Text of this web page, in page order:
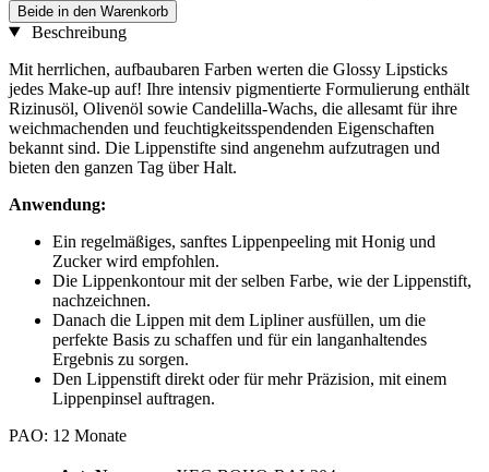
Beide in den Warenkorb
Beschreibung
Mit herrlichen, aufbaubaren Farben werten die Glossy Lipsticks
jedes Make-up auf! Ihre intensiv pigmentierte Formulierung enthält
Rizinusöl, Olivenöl sowie Candelilla-Wachs, die allesamt für ihre
weichmachenden und feuchtigkeitsspendenden Eigenschaften
bekannt sind. Die Lippenstifte sind angenehm aufzutragen und
bieten den ganzen Tag über Halt.
Anwendung:
Ein regelmäßiges, sanftes Lippenpeeling mit Honig und
Zucker wird empfohlen.
Die Lippenkontour mit der selben Farbe, wie der Lippenstift,
nachzeichnen.
Danach die Lippen mit dem Lipliner ausfüllen, um die
perfekte Basis zu schaffen und für ein langanhaltendes
Ergebnis zu sorgen.
Den Lippenstift direkt oder für mehr Präzision, mit einem
Lippenpinsel auftragen.
PAO: 12 Monate